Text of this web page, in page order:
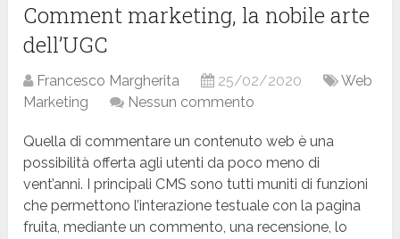
Comment marketing, la nobile arte
dell’UGC
Francesco Margherita 25/02/2020
Web
Marketing
Nessun commento
Quella di commentare un contenuto web è una
possibilità offerta agli utenti da poco meno di
vent’anni. I principali CMS sono tutti muniti di funzioni
che permettono l’interazione testuale con la pagina
fruita, mediante un commento, una recensione, lo